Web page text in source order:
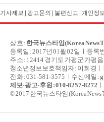
기사제보 광고문의 불편신고 |개인정
상 호 : 한국뉴스타임(Korea News
등록일 : 2017년 01월 02일ㅣ 등록
주 소 : 12414 경기도 가평군 가평
청소년정보보호책임자 : 이희경ㅣ
전 화 : 031-581-3575ㅣ수신메일 :
제보·광고·후원 : 010-8257-8272
© 2017 한국뉴스타임 (Korea